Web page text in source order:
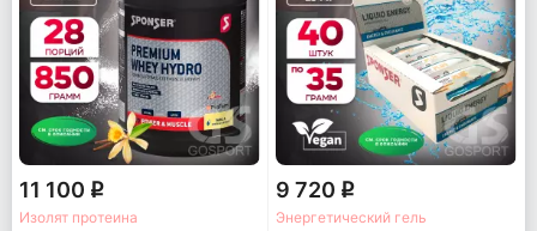
11 100 q
Изолят протеина
9 720 q
Энергетический гель